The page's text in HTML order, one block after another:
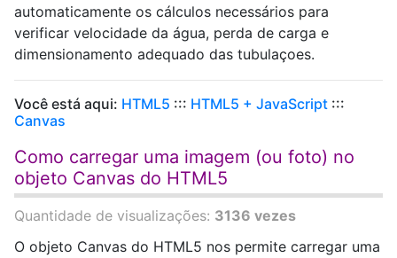
automaticamente os cálculos necessários para
verificar velocidade da água, perda de carga e
dimensionamento adequado das tubulaçoes.
Você está aqui: HTML5 ::: HTML5 + JavaScript :::
Canvas
Como carregar uma imagem (ou foto) no
objeto Canvas do HTML5
Quantidade de visualizações: 3136 vezes
O objeto Canvas do HTML5 nos permite carregar uma